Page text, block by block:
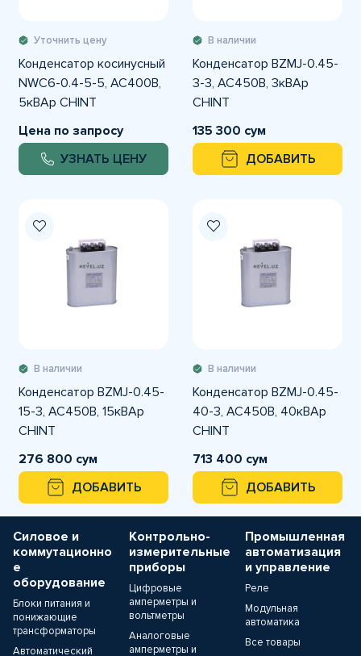
Уточнить цену
Конденсатор косинусный
NWC6-0.4-5-5, АС400В,
5кВАр CHINT
Цена по запросу
УЗНАТЬ ЦЕНУ
В наличии
Конденсатор BZMJ-0.45-
3-3, АС450В, 3кВАр
CHINT
135 300 сум
ДОБАВИТЬ
В наличии
Конденсатор BZMJ-0.45-
15-3, АС450В, 15кВАр
CHINT
276 800 сум
ДОБАВИТЬ
В наличии
Конденсатор BZMJ-0.45-
40-3, АС450В, 40кВАр
CHINT
713 400 сум
ДОБАВИТЬ
Силовое и
коммутационно
е
оборудование
Блоки питания и
понижающие
трансформаторы
Автоматический
Контрольно-
измерительные
приборы
Цифровые
амперметры и
вольтметры
Аналоговые
амперметры и
Промышленная
автоматизация
и управление
Реле
Модульная
автоматика
Все товары